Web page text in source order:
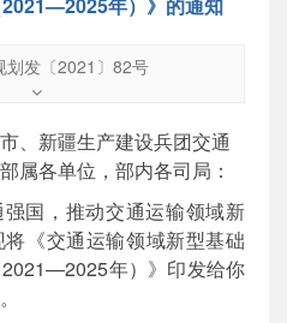
划发〔2021〕82号
〔2021〕82号
月23日
领域;新型基础设施建设;行
动方案
司
、新疆生产建设兵团交通
属各单位，部内各司局：
国，推动交通运输领域新
《交通运输领域新型基础
年）》印发给你